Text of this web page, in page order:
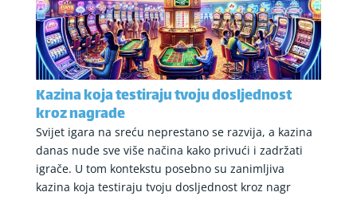
Kazina koja testiraju tvoju dosljednost
kroz nagrade
Svijet igara na sreću neprestano se razvija, a kazina
danas nude sve više načina kako privući i zadržati
igrače. U tom kontekstu posebno su zanimljiva
kazina koja testiraju tvoju dosljednost kroz nagr